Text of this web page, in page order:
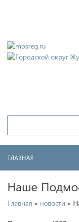
ГЛАВНАЯ
Наше
Главная » новости »